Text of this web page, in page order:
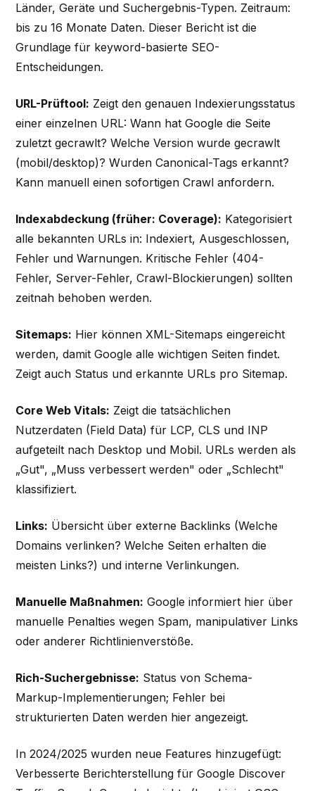
Länder, Geräte und Suchergebnis-Typen. Zeitraum:
bis zu 16 Monate Daten. Dieser Bericht ist die
Grundlage für keyword-basierte SEO-
Entscheidungen.
URL-Prüftool: Zeigt den genauen Indexierungsstatus
einer einzelnen URL: Wann hat Google die Seite
zuletzt gecrawlt? Welche Version wurde gecrawlt
(mobil/desktop)? Wurden Canonical-Tags erkannt?
Kann manuell einen sofortigen Crawl anfordern.
Indexabdeckung (früher: Coverage): Kategorisiert
alle bekannten URLs in: Indexiert, Ausgeschlossen,
Fehler und Warnungen. Kritische Fehler (404-
Fehler, Server-Fehler, Crawl-Blockierungen) sollten
zeitnah behoben werden.
Sitemaps: Hier können XML-Sitemaps eingereicht
werden, damit Google alle wichtigen Seiten findet.
Zeigt auch Status und erkannte URLs pro Sitemap.
Core Web Vitals: Zeigt die tatsächlichen
Nutzerdaten (Field Data) für LCP, CLS und INP
aufgeteilt nach Desktop und Mobil. URLs werden als
„Gut", „Muss verbessert werden" oder „Schlecht"
klassifiziert.
Links: Übersicht über externe Backlinks (Welche
Domains verlinken? Welche Seiten erhalten die
meisten Links?) und interne Verlinkungen.
Manuelle Maßnahmen: Google informiert hier über
manuelle Penalties wegen Spam, manipulativer Links
oder anderer Richtlinienverstöße.
Rich-Suchergebnisse: Status von Schema-
Markup-Implementierungen; Fehler bei
strukturierten Daten werden hier angezeigt.
In 2024/2025 wurden neue Features hinzugefügt:
Verbesserte Berichterstellung für Google Discover